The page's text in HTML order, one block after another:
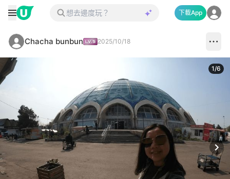
下載App
Chacha bunbun 2025/10/18
1/6